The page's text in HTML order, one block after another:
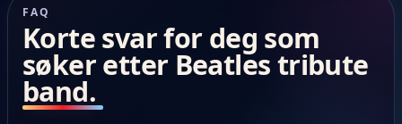
FAQ
Korte svar for deg som
søker etter Beatles tribute
band.